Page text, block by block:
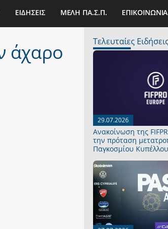
ΕΙΔΗΣΕΙΣ ΜΕΛΗ ΠΑ.Σ.Π. ΕΠΙΚΟΙΝΩΝΙΑ
άχαρο
Τελευταίες Ειδήσεις
29.07.2026
Ανακοίνωση της
την πρόταση
Παγκοσμίου Κυπέλλου